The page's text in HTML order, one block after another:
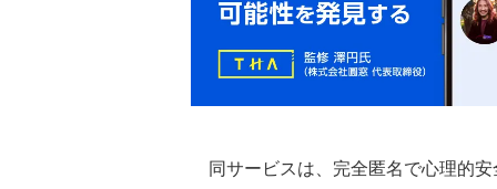
同サービスは、完全匿名で心理的